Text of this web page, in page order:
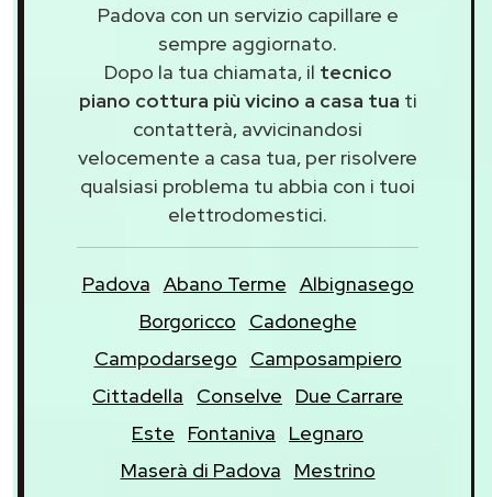
Padova con un servizio capillare e
sempre aggiornato.
Dopo la tua chiamata, il tecnico
piano cottura più vicino a casa tua ti
contatterà, avvicinandosi
velocemente a casa tua, per risolvere
qualsiasi problema tu abbia con i tuoi
elettrodomestici.
Padova Abano Terme Albignasego
Borgoricco
Cadoneghe
Campodarsego
Camposampiero
Cittadella
Conselve
Due Carrare
Este
Fontaniva
Legnaro
Maserà di Padova
Mestrino